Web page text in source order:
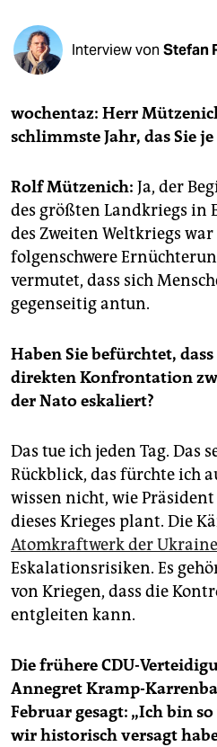
fragen & hilfe
unterstützen
abo
genossenschaft
epaper login
Interview von Stefan
wochentaz: Herr
schlimmste Jahr, das Sie
Rolf Mützenich: Ja, der
des größten Landkriegs in
des Zweiten Weltkriegs
folgenschwere
vermutet, dass sich
gegenseitig antun.
Haben Sie befürchtet,
direkten Konfrontation
der Nato eskaliert?
Das tue ich jeden Tag. Das
Rückblick, das fürchte ich
wissen nicht, wie
dieses Krieges plant. Die
Atomkraftwerk der Ukraine
Eskalationsrisiken. Es
von Kriegen, dass die
entgleiten kann.
Die frühere CDU-
Annegret Kramp-
Februar gesagt: „Ich bin
wir historisch versagt